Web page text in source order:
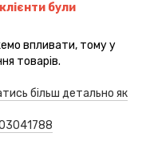
були
впливати, тому у
товарів.
більш детально як